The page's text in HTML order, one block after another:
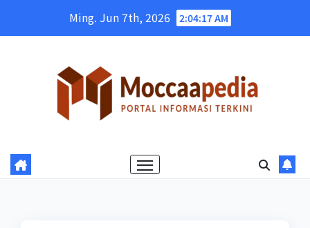
Ming. Jun 7th, 2026 2:04:19 AM